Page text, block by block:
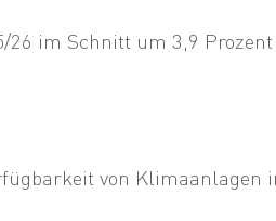
im Schnitt um 3,9 Prozent
von Klimaanlagen